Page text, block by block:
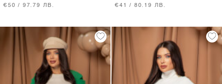
€50 / 97.79 ЛВ. €41 / 80.19 ЛВ.